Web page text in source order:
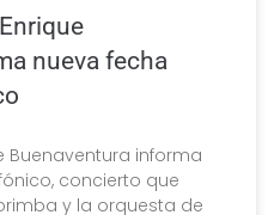
nueva fecha
Buenaventura informa
concierto que
y la orquesta de